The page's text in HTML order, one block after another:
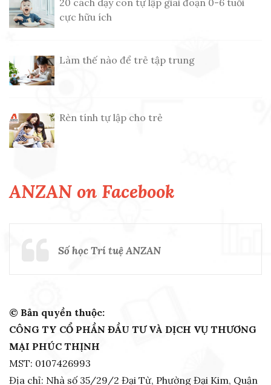
20 cách dạy con tự lập giai đoạn 0-6 tuổi
cực hữu ích
Làm thế nào để trẻ tập trung
Rèn tính tự lập cho trẻ
ANZAN on Facebook
Số học Trí tuệ ANZAN
© Bản quyền thuộc:
CÔNG TY CỔ PHẦN ĐẦU TƯ VÀ DỊCH VỤ THƯƠNG
MẠI PHÚC THỊNH
MST: 0107426993
Địa chỉ: Nhà số 35/29/2 Đại Từ, Phường Đại Kim, Quận